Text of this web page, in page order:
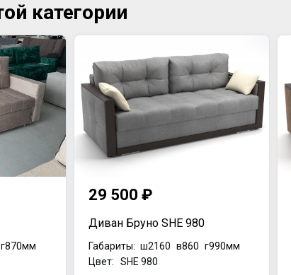
категории
г870мм
29 500 ₽
Диван Бруно SHE 980
Габариты: ш2160 в860 г990мм
Цвет: SHE 980